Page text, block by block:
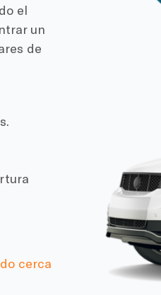
el
un
de
cerca